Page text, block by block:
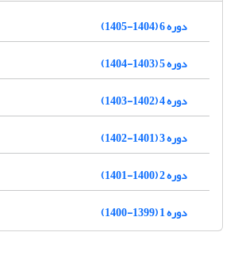
دوره 6 (1404-1405)
دوره 5 (1403-1404)
دوره 4 (1402-1403)
دوره 3 (1401-1402)
دوره 2 (1400-1401)
دوره 1 (1399-1400)